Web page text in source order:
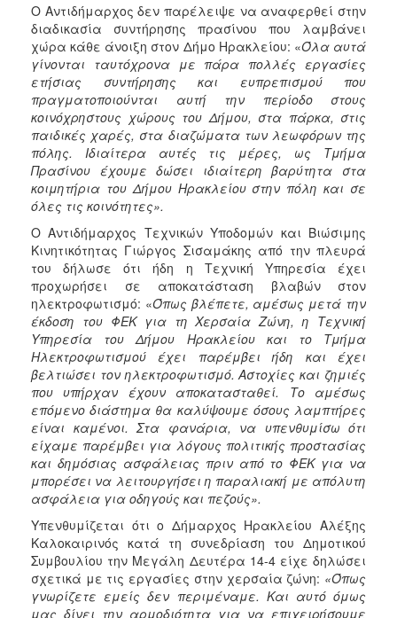
Ο Αντιδήμαρχος δεν παρέλειψε να αναφερθεί στην
διαδικασία συντήρησης πρασίνου που λαμβάνει
χώρα κάθε άνοιξη στον Δήμο Ηρακλείου: «Όλα αυτά
γίνονται ταυτόχρονα με πάρα πολλές εργασίες
ετήσιας συντήρησης και ευπρεπισμού που
πραγματοποιούνται αυτή την περίοδο στους
κοινόχρηστους χώρους του Δήμου, στα πάρκα, στις
παιδικές χαρές, στα διαζώματα των λεωφόρων της
πόλης. Ιδιαίτερα αυτές τις μέρες, ως Τμήμα
Πρασίνου έχουμε δώσει ιδιαίτερη βαρύτητα στα
κοιμητήρια του Δήμου Ηρακλείου στην πόλη και σε
όλες τις κοινότητες».
Ο Αντιδήμαρχος Τεχνικών Υποδομών και Βιώσιμης
Κινητικότητας Γιώργος Σισαμάκης από την πλευρά
του δήλωσε ότι ήδη η Τεχνική Υπηρεσία έχει
προχωρήσει σε αποκατάσταση βλαβών στον
ηλεκτροφωτισμό: «Όπως βλέπετε, αμέσως μετά την
έκδοση του ΦΕΚ για τη Χερσαία Ζώνη, η Τεχνική
Υπηρεσία του Δήμου Ηρακλείου και το Τμήμα
Ηλεκτροφωτισμού έχει παρέμβει ήδη και έχει
βελτιώσει τον ηλεκτροφωτισμό. Αστοχίες και ζημιές
που υπήρχαν έχουν αποκατασταθεί. Το αμέσως
επόμενο διάστημα θα καλύψουμε όσους λαμπτήρες
είναι καμένοι. Στα φανάρια, να υπενθυμίσω ότι
είχαμε παρέμβει για λόγους πολιτικής προστασίας
και δημόσιας ασφάλειας πριν από το ΦΕΚ για να
μπορέσει να λειτουργήσει η παραλιακή με απόλυτη
ασφάλεια για οδηγούς και πεζούς».
Υπενθυμίζεται ότι ο Δήμαρχος Ηρακλείου Αλέξης
Καλοκαιρινός κατά τη συνεδρίαση του Δημοτικού
Συμβουλίου την Μεγάλη Δευτέρα 14-4 είχε δηλώσει
σχετικά με τις εργασίες στην χερσαία ζώνη: «Όπως
γνωρίζετε εμείς δεν περιμέναμε. Και αυτό όμως
μας δίνει την αρμοδιότητα για να επιχειρήσουμε